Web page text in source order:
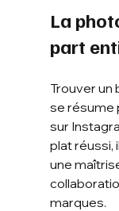
La
part
Trouver un
se résume
sur
plat réussi,
une
marques.